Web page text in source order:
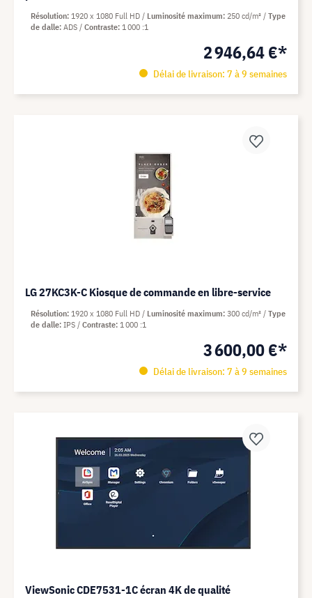
2 946,64 €*
Délai de livraison: 7 à 9 semaines
Résolution 1920 x 1080 Full HD Luminosité maximum 250 cd/m²
Type
de dalle ADS Contraste 1 000 :1
LG 27KC3K-C Kiosque de commande en libre-service
3 600,00 €*
Délai de livraison: 7 à 9 semaines
Résolution 1920 x 1080 Full HD Luminosité maximum 300 cd/m²
Type
de dalle IPS Contraste 1 000 :1
ViewSonic CDE7531-1C écran 4K de qualité